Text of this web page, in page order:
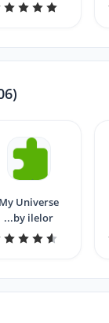
My Universe
...by ilelor